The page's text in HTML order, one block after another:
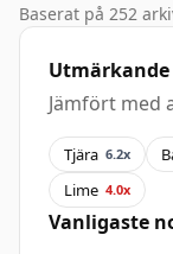
Baserat på 252
Jämfört med
Tjära 6.2x
Lime 4.0x
Vanligaste